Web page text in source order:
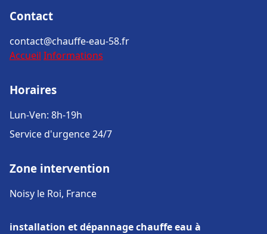
Contact
contact@chauffe-eau-58.fr
Accueil Informations
Horaires
Lun-Ven: 8h-19h
Service d'urgence 24/7
Zone intervention
Noisy le Roi, France
installation et dépannage chauffe eau à